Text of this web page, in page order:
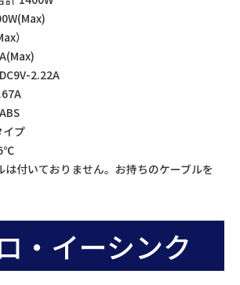
）
2.22A
プ
付いておりません。お持ちのケーブルを
・イーシンク